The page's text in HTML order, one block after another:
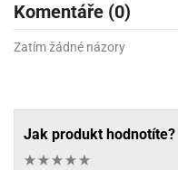
Komentáře (0)
Zatím žádné názory
Jak produkt hodnotíte?